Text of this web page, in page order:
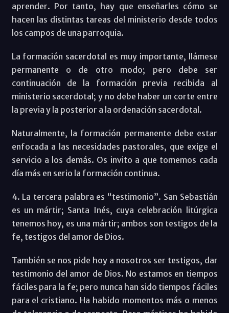
aprender. Por tanto, hay que enseñarles cómo se
hacen las distintas tareas del ministerio desde todos
los campos de una parroquia.
La formación sacerdotal es muy importante, llámese
permanente o de otro modo; pero debe ser
continuación de la formación previa recibida al
ministerio sacerdotal; y no debe haber un corte entre
la previa y la posterior a la ordenación sacerdotal.
Naturalmente, la formación permanente debe estar
enfocada a las necesidades pastorales, que exige el
servicio a los demás. Os invito a que tomemos cada
día más en serio la formación continua.
4. La tercera palabra es “testimonio”. San Sebastián
es un mártir; Santa Inés, cuya celebración litúrgica
tenemos hoy, es una mártir; ambos son testigos de la
fe, testigos del amor de Dios.
También se nos pide hoy a nosotros ser testigos, dar
testimonio del amor de Dios. No estamos en tiempos
fáciles para la fe; pero nunca han sido tiempos fáciles
para el cristiano. Ha habido momentos más o menos